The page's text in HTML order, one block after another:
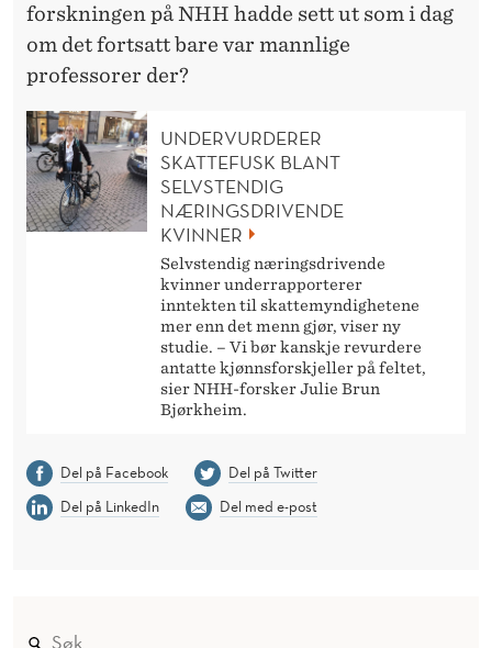
forskningen på NHH hadde sett ut som i dag
om det fortsatt bare var mannlige
professorer der?
UNDERVURDERER
SKATTEFUSK BLANT
SELVSTENDIG
NÆRINGSDRIVENDE
KVINNER
Selvstendig næringsdrivende
kvinner underrapporterer
inntekten til skattemyndighetene
mer enn det menn gjør, viser ny
studie. – Vi bør kanskje revurdere
antatte kjønnsforskjeller på feltet,
sier NHH-forsker Julie Brun
Bjørkheim.
Del på Facebook
Del på Twitter
Del på LinkedIn
Del med e-post